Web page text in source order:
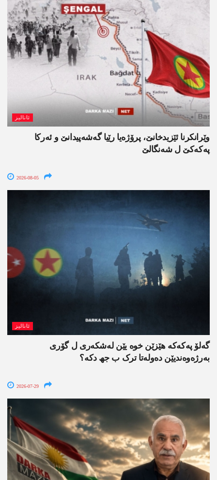
ئانالیز
وێرانکرنا ئێزیدخانێ، پرۆژەیا رێیا گەشەپیدانێ و ئەرکا
پەکەکێ ل شەنگالێ
2026-08-05
ئانالیز
گەلۆ پەکەکە ھێزێن خوە یێن لەشکەری ل گۆری
بەرژەوەندیێن دەولەتا ترک ب جھ دکە؟
2026-07-29